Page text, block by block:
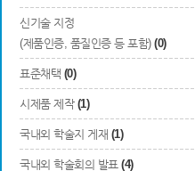
신기술 지정
(제품인증, 품질인증 등 포함) (0)
표준채택 (0)
시제품 제작 (1)
국내외 학술지 게재 (1)
국내외 학술회의 발표 (4)
총괄연구 책임자
총 연구기간